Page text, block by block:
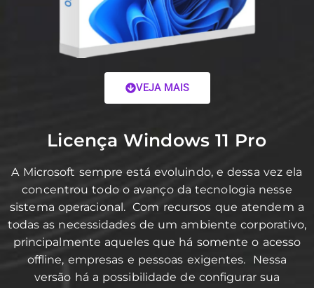
VEJA MAIS
Licença Windows 11 Pro
A Microsoft sempre está evoluindo, e dessa vez ela
concentrou todo o avanço da tecnologia nesse
sistema operacional. Com recursos que atendem a
todas as necessidades de um ambiente corporativo,
principalmente aqueles que há somente o acesso
offline, empresas e pessoas exigentes. Nessa
versão há a possibilidade de configurar sua